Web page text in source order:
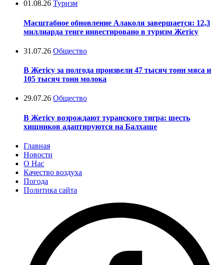
01.08.26 Туризм
Масштабное обновление Алаколя завершается: 12,3
миллиарда тенге инвестировано в туризм Жетісу
31.07.26 Общество
В Жетісу за полгода произвели 47 тысяч тонн мяса и
105 тысяч тонн молока
29.07.26 Общество
В Жетісу возрождают туранского тигра: шесть
хищников адаптируются на Балхаше
Главная
Новости
О Нас
Качество воздуха
Погода
Политика сайта